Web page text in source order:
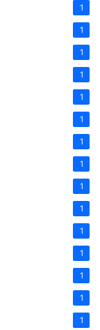
1
1
1
1
1
1
1
1
1
1
1
1
1
1
1